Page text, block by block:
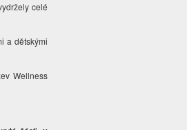
celé
a dětskými
Wellness